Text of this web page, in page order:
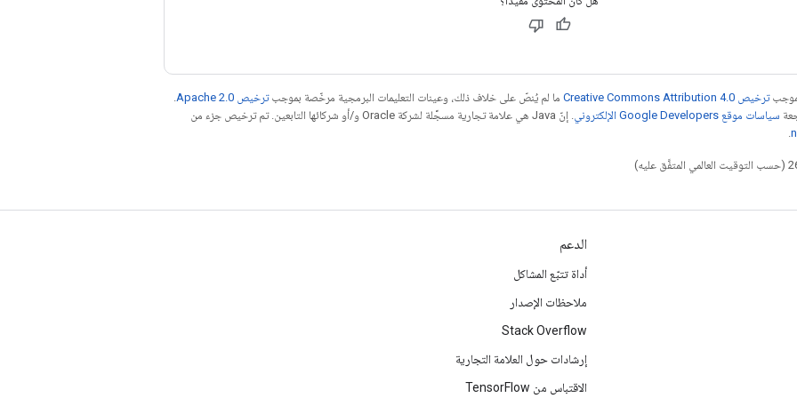
ترخيص Creative Commons Attribution 4.0‏ ما لم يُنصّ على خلاف ذلك، وعينات التعليمات البرمجية مرخّصة بموجبترخيص Apache 2.0‏
سياسات موقع Google Developers الإلكتروني
. إنّ Java هي علامة تجارية مسجَّلة لشركة Oracle و/أو شركائها التابعين. تم ترخيص جزء من
الدعم
أداة تتبّع المشاكل
ملاحظات الإصدار
Stack Overflow
إرشادات حول العلامة التجارية
الاقتباس من TensorFlow